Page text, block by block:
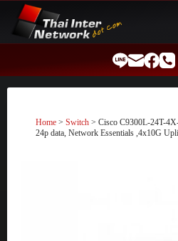
content
Home > Switch > Cisco C9300L-24T-
24p data, Network Essentials ,4x10G